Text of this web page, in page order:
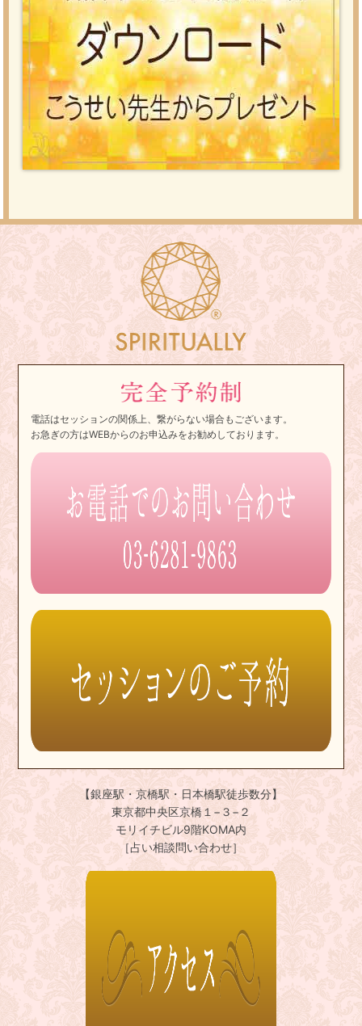
電話はセッションの関係上、繋がらない場合もございます。
お急ぎの方はWEBからのお申込みをお勧めしております。
【銀座駅・京橋駅・日本橋駅徒歩数分】
東京都中央区京橋１−３−２
モリイチビル9階KOMA内
［占い相談問い合わせ］